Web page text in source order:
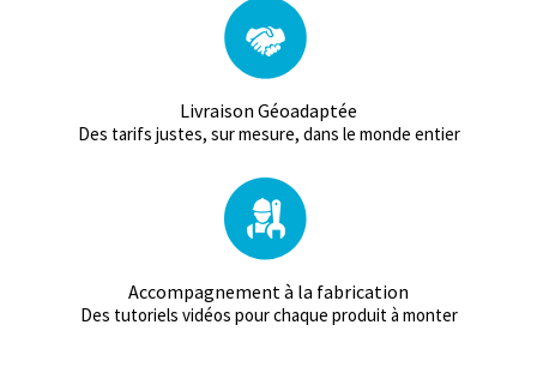
Livraison Géoadaptée
Des tarifs justes, sur mesure, dans le monde entier
Accompagnement à la fabrication
Des tutoriels vidéos pour chaque produit à monter